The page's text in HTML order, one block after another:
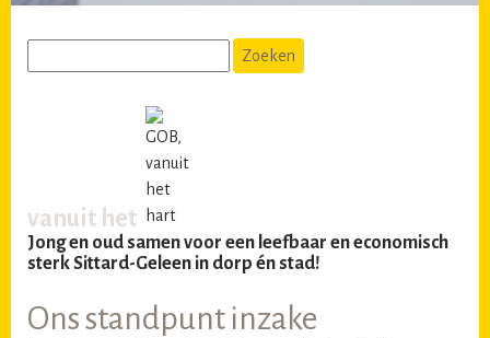
vanuit het
Jong en oud samen voor een leefbaar en economisch
sterk Sittard-Geleen in dorp én stad!
Ons standpunt inzake